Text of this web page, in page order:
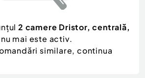
arta
- Remorci
2 camere Dristor, centrală,
nu mai este activ.
similare, continua